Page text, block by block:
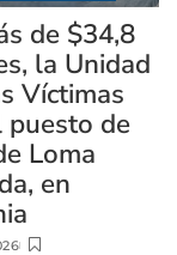
de $34,8
la Unidad
Víctimas
puesto de
Loma
en